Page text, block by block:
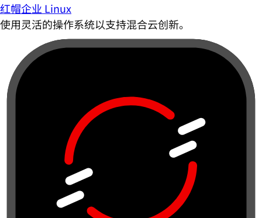
红帽企业 Linux
使用灵活的操作系统以支持混合云创新。